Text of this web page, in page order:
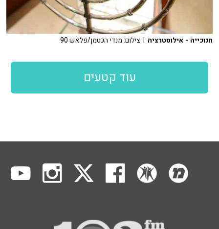
חנוכייה - אילוסטרציה | צילום: מנדי הכטמן/פלאש 90
עוד קטעים